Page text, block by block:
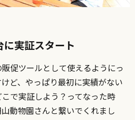
実証スタート
促ツールとして使えるようにっ
ど、やっぱり最初に実績がない
で実証しよう？ってなった時
動物園さんと繋いでくれまし